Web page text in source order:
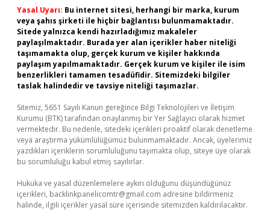
Yasal Uyarı: Bu internet sitesi, herhangi bir marka, kurum
veya şahıs şirketi ile hiçbir bağlantısı bulunmamaktadır.
Sitede yalnızca kendi hazırladığımız makaleler
paylaşılmaktadır. Burada yer alan içerikler haber niteliği
taşımamakta olup, gerçek kurum ve kişiler hakkında
paylaşım yapılmamaktadır. Gerçek kurum ve kişiler ile isim
benzerlikleri tamamen tesadüfidir. Sitemizdeki bilgiler
taslak halindedir ve tavsiye niteliği taşımazlar.
Sitemiz, 5651 Sayılı Kanun gereğince Bilgi Teknolojileri ve İletişim
Kurumu (BTK) tarafından onaylanmış bir Yer Sağlayıcı olarak hizmet
vermektedir. Bu nedenle, sitedeki içerikleri proaktif olarak denetleme
veya araştırma yükümlülüğümüz bulunmamaktadır. Ancak, üyelerimiz
yazdıkları içeriklerin sorumluluğunu taşımakta olup, siteye üye olarak
bu sorumluluğu kabul etmiş sayılırlar.
Hukuka ve yasal düzenlemelere aykırı olduğunu düşündüğünüz
içerikleri, backlinkpanelicomtr@gmail.com adresine bildirmeniz
halinde, ilgili içerikler yasal süre içerisinde sitemizden kaldırılacaktır.